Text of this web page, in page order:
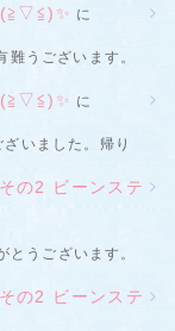
(≧▽≦)✨ に
うございます。
(≧▽≦)✨ に
いました。帰り
の2 ビーンステ
うございます。
の2 ビーンステ